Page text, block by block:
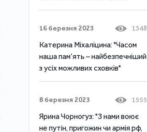
16 березня 2023 1348
Катерина Міхаліцина: "Часом
наша пам’ять – найбезпечніший
з усіх можливих сховків"
8 березня 2023 1555
Ярина Чорногуз: "З нами воює
не путін, пригожин чи армія рф,